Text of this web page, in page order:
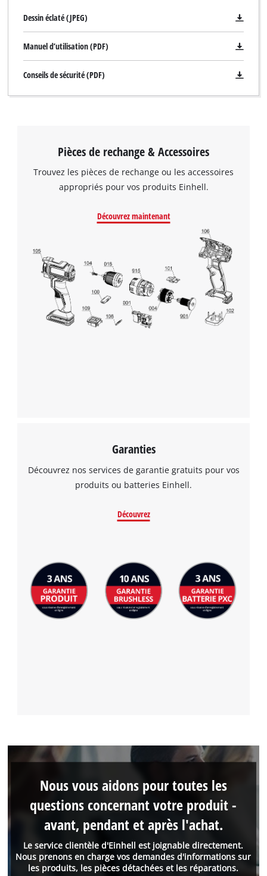
Dessin éclaté (JPEG)
Manuel d’utilisation (PDF)
Conseils de sécurité (PDF)
Pièces de rechange & Accessoires
Trouvez les pièces de rechange ou les accessoires
appropriés pour vos produits Einhell.
Découvrez maintenant
Garanties
Découvrez nos services de garantie gratuits pour vos
produits ou batteries Einhell.
Découvrez
Le service clientèle d'Einhell est joignable directement.
Nous prenons en charge vos demandes d'informations sur
les produits, les pièces détachées et les réparations.
Nous vous aidons pour toutes les
questions concernant votre produit -
avant, pendant et après l'achat.